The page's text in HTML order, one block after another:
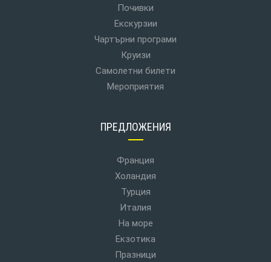
Почивки
Екскурзии
Чартърни програми
Круизи
Самолетни билети
Мероприятия
ПРЕДЛОЖЕНИЯ
Франция
Холандия
Турция
Италия
На море
Екзотика
Празници